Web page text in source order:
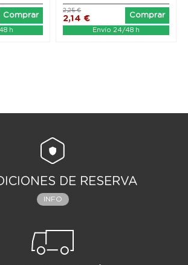
Comprar
h
2,14 €
2,25 €
Comprar
Envío 24/48 h
DE RESERVA
INFO